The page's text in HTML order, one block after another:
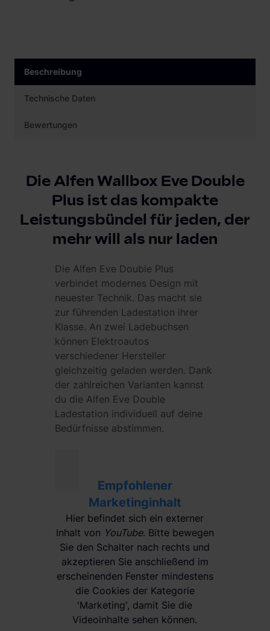
Beschreibung
Technische Daten
Bewertungen
Die Alfen Wallbox Eve Double
Plus ist das kompakte
Leistungsbündel für jeden, der
mehr will als nur laden
Die Alfen Eve Double Plus
verbindet modernes Design mit
neuester Technik. Das macht sie
zur führenden Ladestation ihrer
Klasse. An zwei Ladebuchsen
können Elektroautos
verschiedener Hersteller
gleichzeitig geladen werden. Dank
der zahlreichen Varianten kannst
du die Alfen Eve Double
Ladestation individuell auf deine
Bedürfnisse abstimmen.
Empfohlener
Marketinginhalt
Hier befindet sich ein externer
Inhalt von YouTube. Bitte bewegen
Sie den Schalter nach rechts und
akzeptieren Sie anschließend im
erscheinenden Fenster mindestens
die Cookies der Kategorie
'Marketing', damit Sie die
Videoinhalte sehen können.